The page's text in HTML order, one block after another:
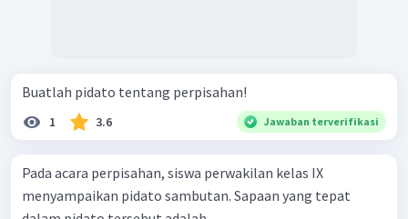
Buatlah pidato tentang perpisahan!
1 3.6 Jawaban terverifikasi
Pada acara perpisahan, siswa perwakilan kelas IX
menyampaikan pidato sambutan. Sapaan yang tepat